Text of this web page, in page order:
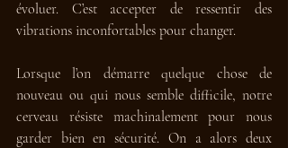
évoluer. C’est accepter de ressentir des
vibrations inconfortables pour changer.
Lorsque l’on démarre quelque chose de
nouveau ou qui nous semble difficile, notre
cerveau résiste machinalement pour nous
garder bien en sécurité. On a alors deux